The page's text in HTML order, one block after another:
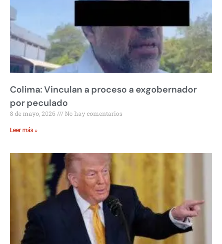
Colima: Vinculan a proceso a exgobernador
por peculado
8 de mayo, 2026 No hay comentarios
Leer más »